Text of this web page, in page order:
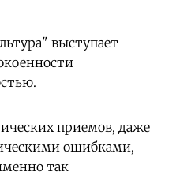
выступает
приемов, даже
ошибками,
так